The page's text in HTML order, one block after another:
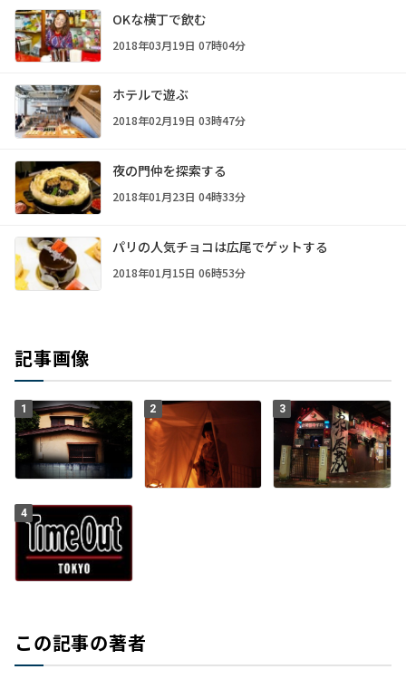
OKな横丁で飲む
2018年03月19日 07時04分
ホテルで遊ぶ
2018年02月19日 03時47分
夜の門仲を探索する
2018年01月23日 04時33分
パリの人気チョコは広尾でゲットする
2018年01月15日 06時53分
記事画像
1 2 3
4
この記事の著者